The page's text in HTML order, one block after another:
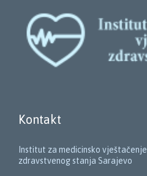
Kontakt
Institut za medicinsko vještačenje
zdravstvenog stanja Sarajevo